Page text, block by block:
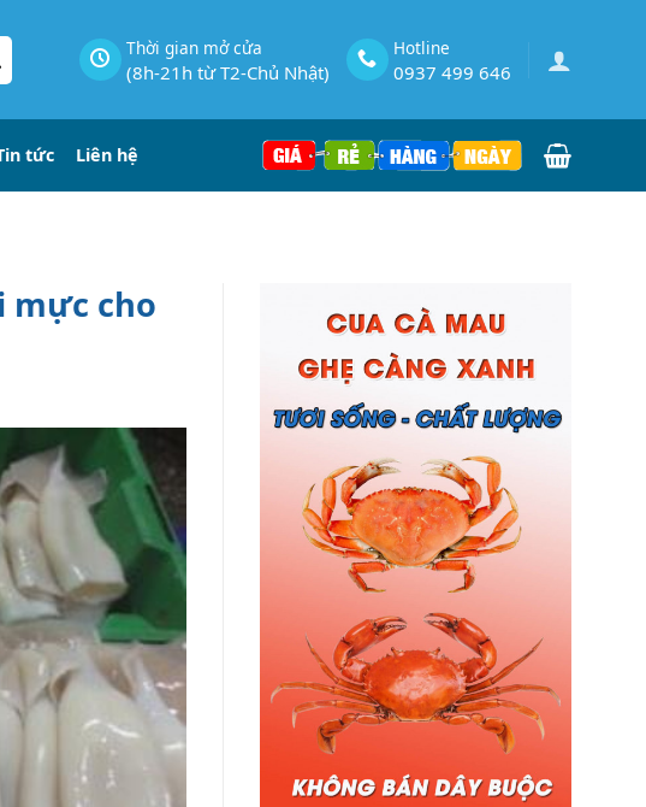
Thời gian mở cửa
(8h-21h từ T2-Chủ Nhật)
Hotline
0937 499 646
tức Liên hệ
mực cho